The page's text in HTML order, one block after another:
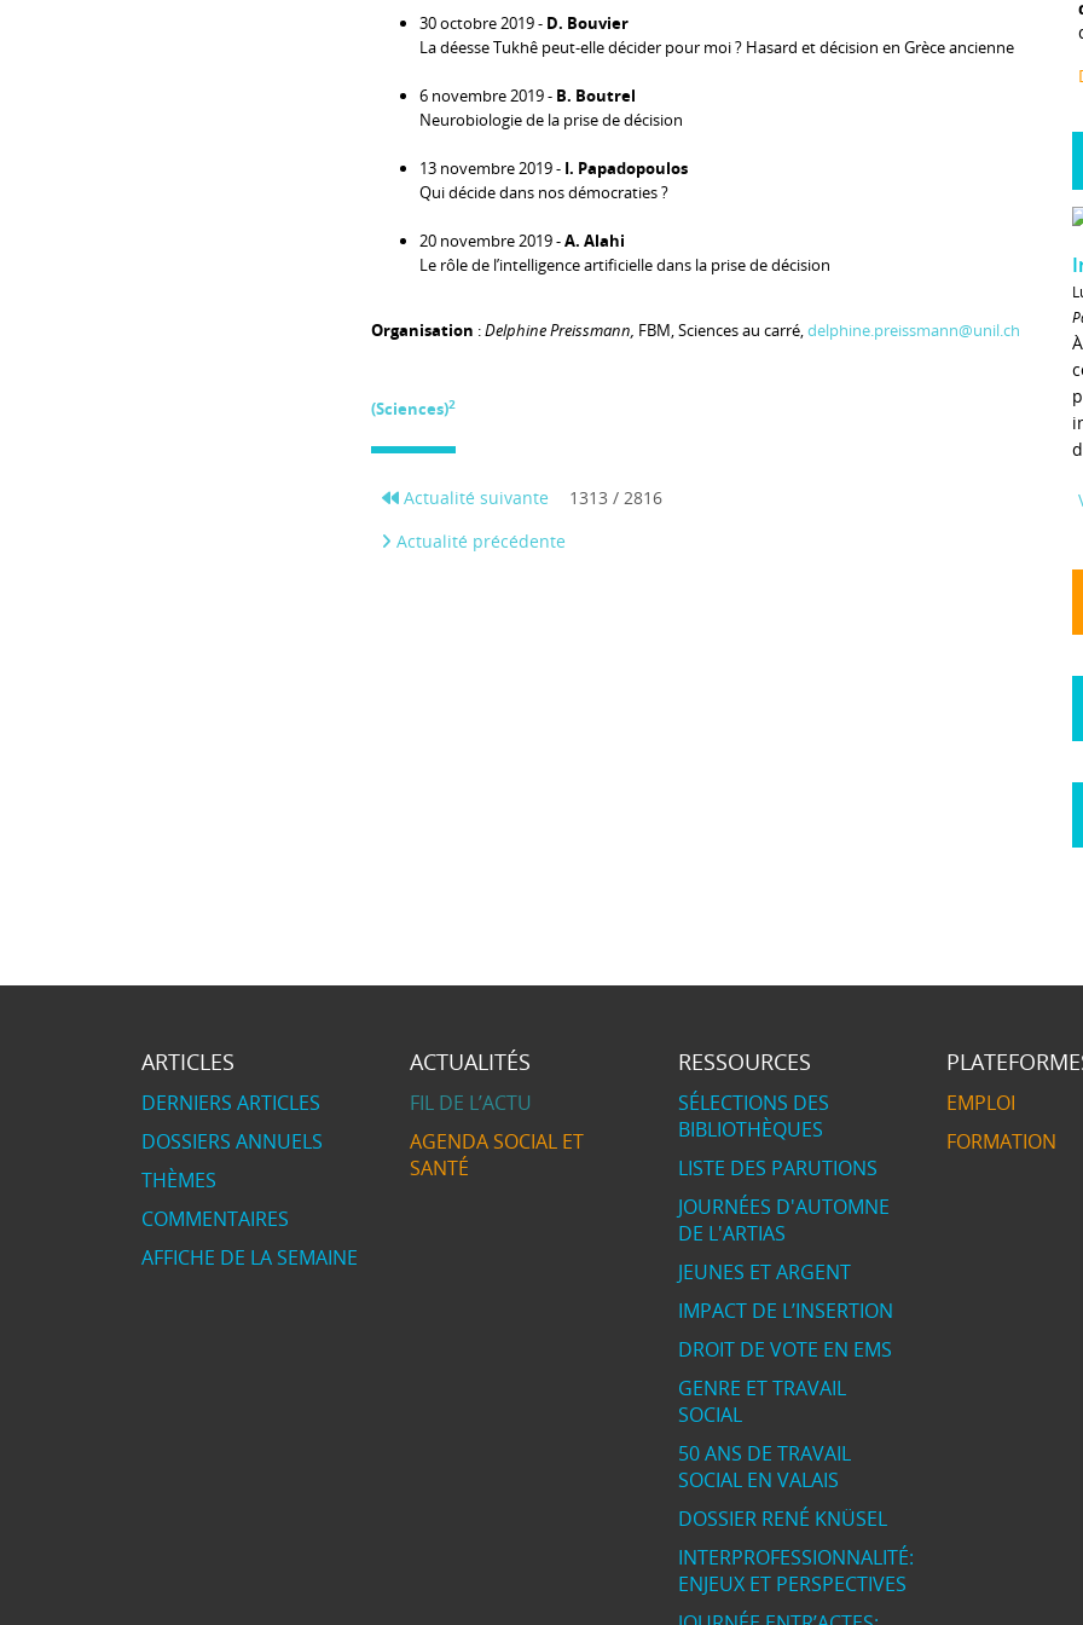
30 octobre 2019 - D. Bouvier
La déesse Tukhê peut-elle décider pour moi ? Hasard et décision en Grèce ancienne
6 novembre 2019 - B. Boutrel
Neurobiologie de la prise de décision
13 novembre 2019 - I. Papadopoulos
Qui décide dans nos démocraties ?
20 novembre 2019 -A. Alahi
Le rôle de l’intelligence artificielle dans la prise de décision
Organisation :Delphine Preissmann, FBM, Sciences au carré,delphine.preissmann@unil.ch
(Sciences)2
Actualité suivante
1313 / 2816
Actualité précédente
ARTICLES
DERNIERS ARTICLES
DOSSIERS ANNUELS
THÈMES
COMMENTAIRES
AFFICHE DE LA SEMAINE
ACTUALITÉS
FIL DE L’ACTU
AGENDA SOCIAL ET
SANTÉ
RESSOURCES
SÉLECTIONS DES
BIBLIOTHÈQUES
LISTE DES PARUTIONS
JOURNÉES D'AUTOMNE
DE L'ARTIAS
JEUNES ET ARGENT
IMPACT DE L’INSERTION
DROIT DE VOTE EN EMS
GENRE ET TRAVAIL
SOCIAL
50 ANS DE TRAVAIL
SOCIAL EN VALAIS
DOSSIER RENÉ KNÜSEL
INTERPROFESSIONNALITÉ:
ENJEUX ET PERSPECTIVES
EMPLOI
FORMATION